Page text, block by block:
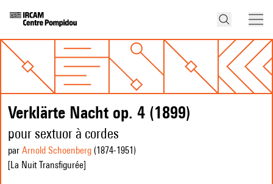
Verklärte Nacht op. 4 (1899)
pour sextuor à cordes
par Arnold Schoenberg (1874-1951 )
[La Nuit Transfigurée]